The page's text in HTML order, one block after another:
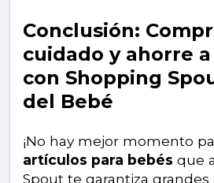
Conclusión:
cuidado y ahorre
con Shopping
del Bebé
¡No hay mejor momento
artículos para bebés que
Spout te garantiza